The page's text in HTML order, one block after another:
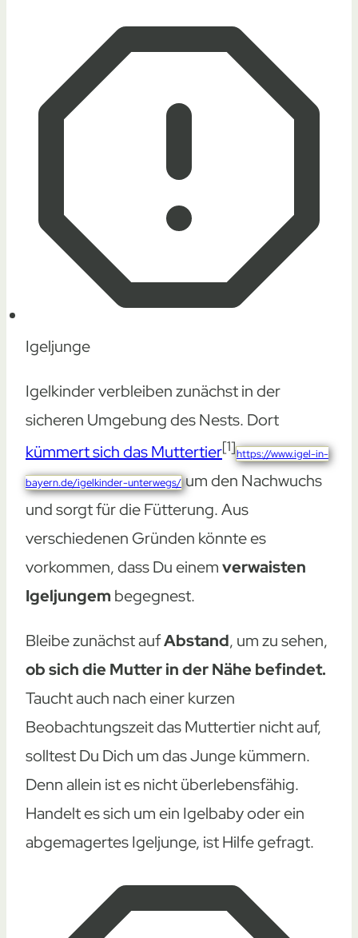
Igeljunge
Igelkinder verbleiben zunächst in der
sicheren Umgebung des Nests. Dort
kümmert sich das Muttertier[1]https://www.igel-in-
bayern.de/igelkinder-unterwegs/ um den Nachwuchs
und sorgt für die Fütterung. Aus
verschiedenen Gründen könnte es
vorkommen, dass Du einemverwaisten
Igeljungem begegnest.
Bleibe zunächst aufAbstand, um zu sehen,
ob sich die Mutter in der Nähe befindet.
Taucht auch nach einer kurzen
Beobachtungszeit das Muttertier nicht auf,
solltest Du Dich um das Junge kümmern.
Denn allein ist es nicht überlebensfähig.
Handelt es sich um ein Igelbaby oder ein
abgemagertes Igeljunge, ist Hilfe gefragt.